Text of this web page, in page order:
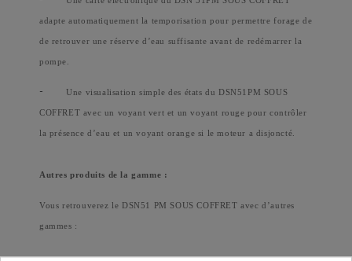
adapte automatiquement la temporisation pour permettre forage de
de retrouver une réserve d’eau suffisante avant de redémarrer la
pompe.
- Une visualisation simple des états du DSN51PM SOUS
COFFRET avec un voyant vert et un voyant rouge pour contrôler
la présence d’eau et un voyant orange si le moteur a disjoncté.
Autres produits de la gamme :
Vous retrouverez le DSN51 PM SOUS COFFRET avec d’autres
gammes :